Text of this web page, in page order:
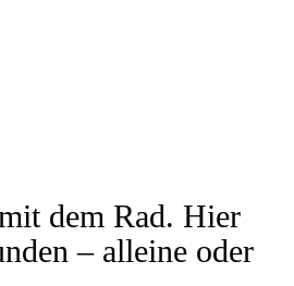
dem Rad. Hier
– alleine oder